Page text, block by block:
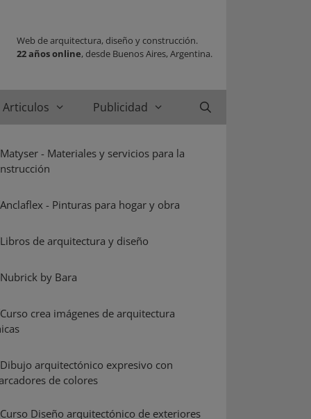
Web de arquitectura, diseño y construcción.
22 años online, desde Buenos Aires, Argentina.
Articulos Publicidad